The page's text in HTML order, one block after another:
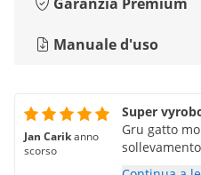
Manuale d'uso
Jan Carikanno
scorso
Super
Gru gatto